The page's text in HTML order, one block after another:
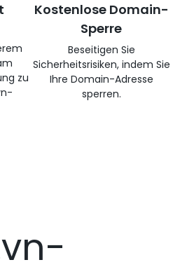
zu
Kostenlose Domain-
Sperre
Beseitigen Sie
Sicherheitsrisiken, indem Sie
Ihre Domain-Adresse
sperren.